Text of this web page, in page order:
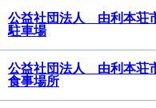
公益社団法人 由利本荘
駐車場
公益社団法人 由利本荘
食事場所